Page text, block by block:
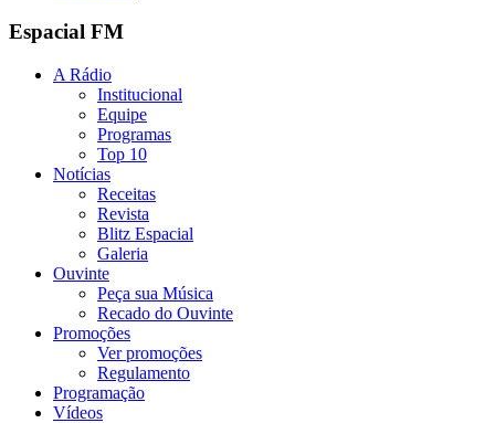
Espacial FM
A Rádio
Institucional
Equipe
Programas
Top 10
Notícias
Receitas
Revista
Blitz Espacial
Galeria
Ouvinte
Peça sua Música
Recado do Ouvinte
Promoções
Ver promoções
Regulamento
Programação
Vídeos